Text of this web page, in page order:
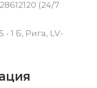
(24/7
1 Б, Рига, LV-